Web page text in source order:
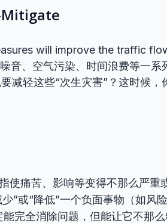
will improve the traffic
音、空气污染、时间浪费等一系
减轻这些“次生灾害”？这时候，
使痛苦、影响等变得不那么严重
”或“降低”一个负面事物（如风
完全消除问题，但能让它不那么